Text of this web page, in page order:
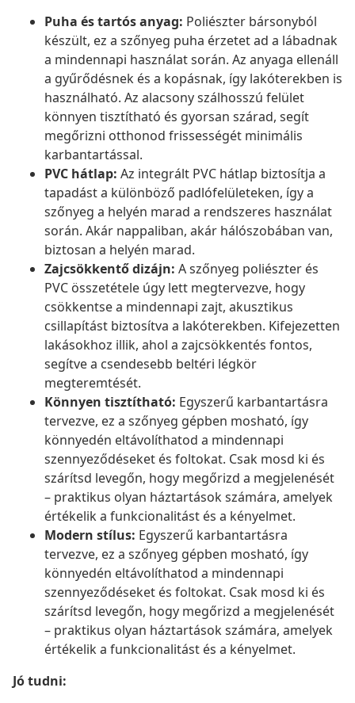
Puha és tartós anyag: Poliészter bársonyból
készült, ez a szőnyeg puha érzetet ad a lábadnak
a mindennapi használat során. Az anyaga ellenáll
a gyűrődésnek és a kopásnak, így lakóterekben is
használható. Az alacsony szálhosszú felület
könnyen tisztítható és gyorsan szárad, segít
megőrizni otthonod frissességét minimális
karbantartással.
PVC hátlap: Az integrált PVC hátlap biztosítja a
tapadást a különböző padlófelületeken, így a
szőnyeg a helyén marad a rendszeres használat
során. Akár nappaliban, akár hálószobában van,
biztosan a helyén marad.
Zajcsökkentő dizájn: A szőnyeg poliészter és
PVC összetétele úgy lett megtervezve, hogy
csökkentse a mindennapi zajt, akusztikus
csillapítást biztosítva a lakóterekben. Kifejezetten
lakásokhoz illik, ahol a zajcsökkentés fontos,
segítve a csendesebb beltéri légkör
megteremtését.
Könnyen tisztítható: Egyszerű karbantartásra
tervezve, ez a szőnyeg gépben mosható, így
könnyedén eltávolíthatod a mindennapi
szennyeződéseket és foltokat. Csak mosd ki és
szárítsd levegőn, hogy megőrizd a megjelenését
– praktikus olyan háztartások számára, amelyek
értékelik a funkcionalitást és a kényelmet.
Modern stílus: Egyszerű karbantartásra
tervezve, ez a szőnyeg gépben mosható, így
könnyedén eltávolíthatod a mindennapi
szennyeződéseket és foltokat. Csak mosd ki és
szárítsd levegőn, hogy megőrizd a megjelenését
– praktikus olyan háztartások számára, amelyek
értékelik a funkcionalitást és a kényelmet.
Jó tudni: